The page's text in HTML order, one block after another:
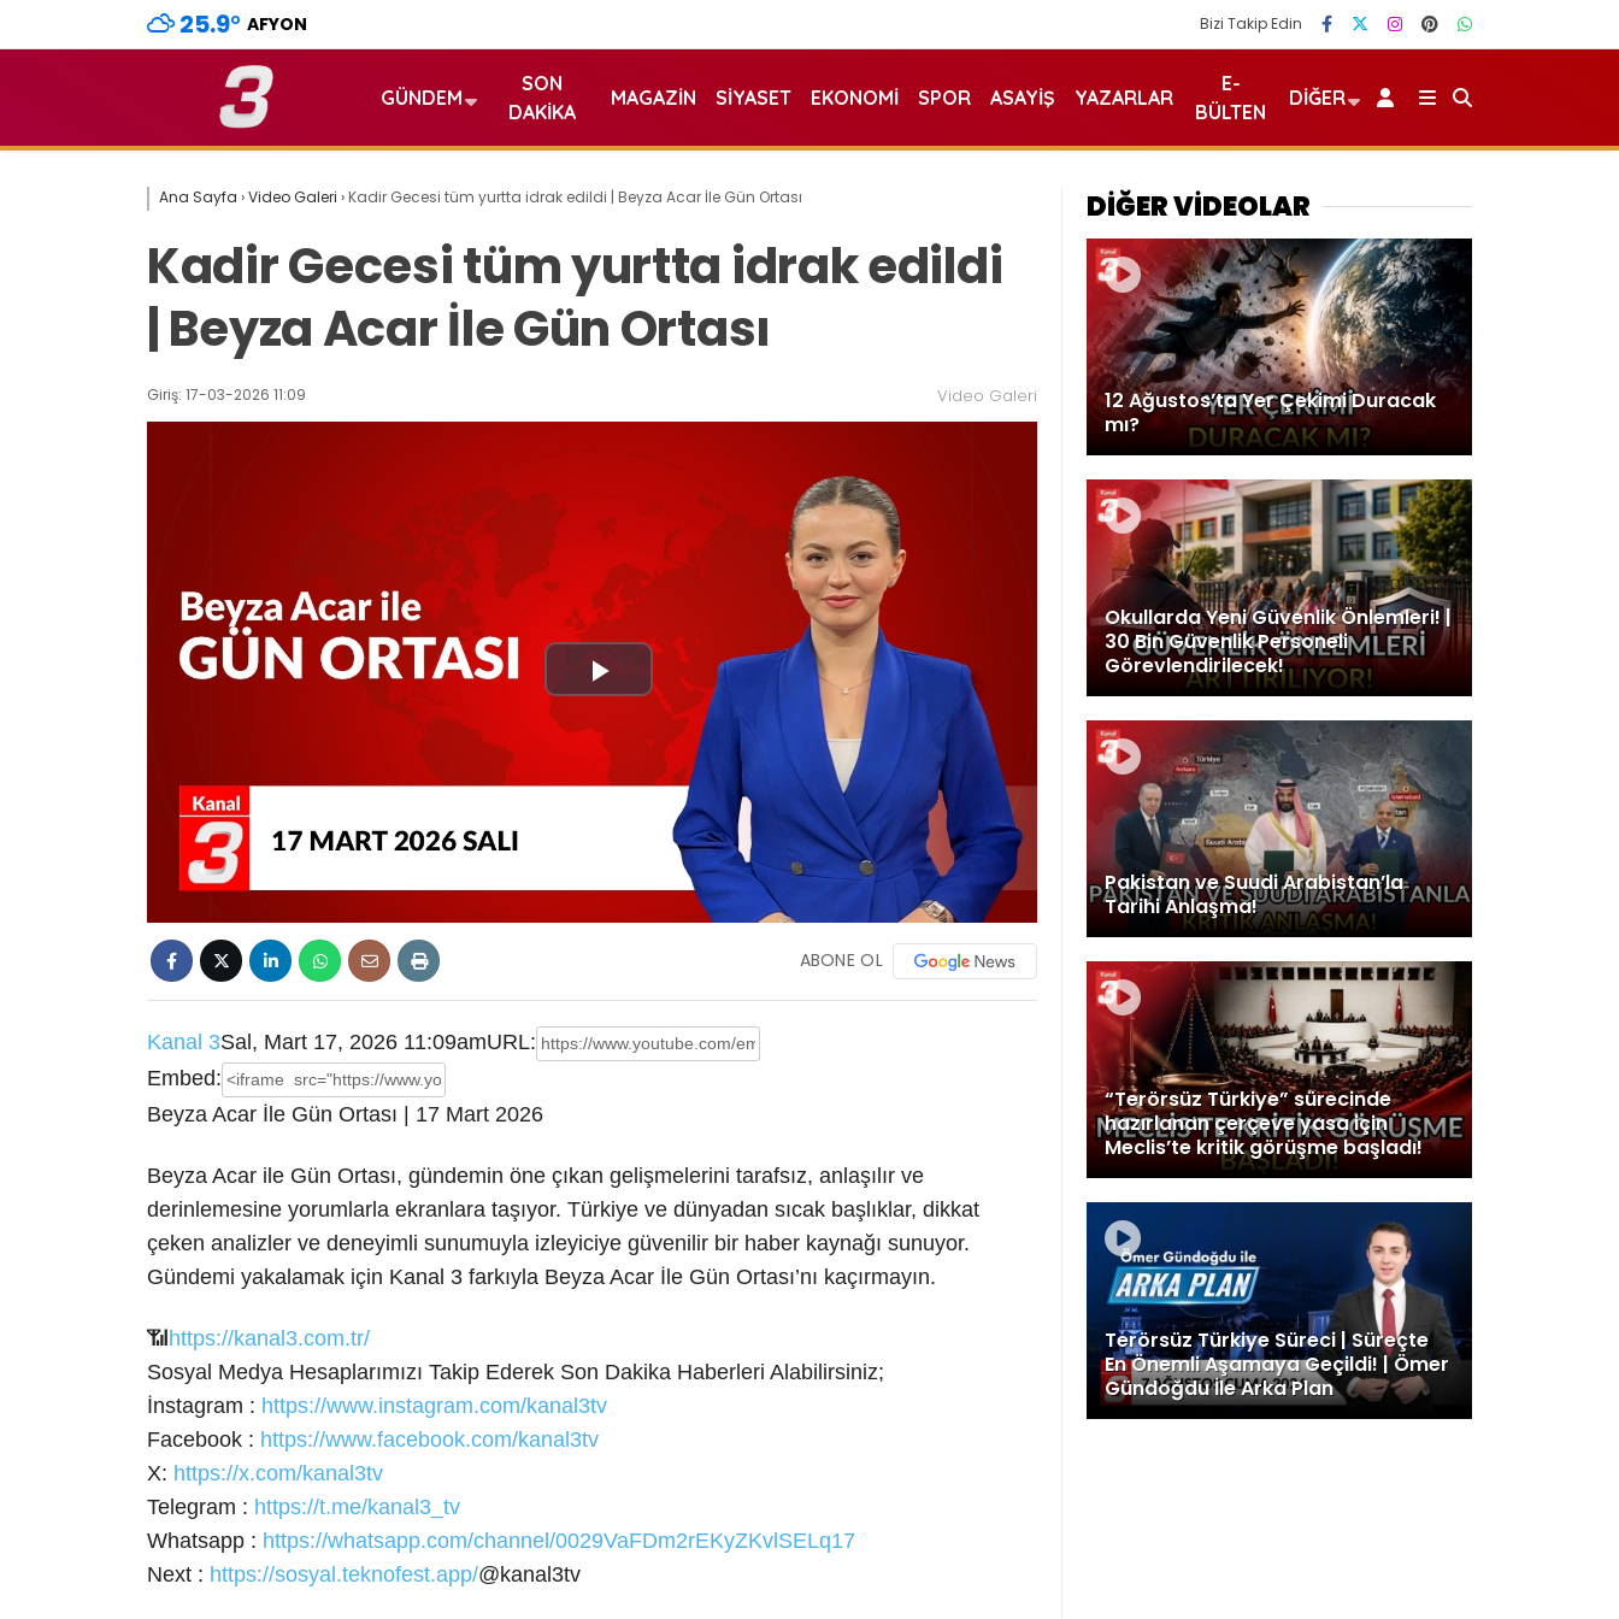
25.9° AFYON Bizi Takip Edin
GÜNDEM
SON
DAKIKA
MAGAZIN SIYASET EKONOMI SPOR ASAYIŞ YAZARLAR
E-
BÜLTEN
DIĞER
Ana Sayfa ›Video Galeri › Kadir Gecesi tüm yurtta idrak edildi | Beyza Acar İle Gün Ortası
Kadir Gecesi tüm yurtta idrak edildi
| Beyza Acar İle Gün Ortası
Giriş: 17-03-2026 11:09 Video Galeri
Play
Video
ABONE OL
Kanal 3Sal, Mart 17, 2026 11:09amURL:
Embed:
Beyza Acar İle Gün Ortası | 17 Mart 2026
Beyza Acar ile Gün Ortası, gündemin öne çıkan gelişmelerini tarafsız, anlaşılır ve
derinlemesine yorumlarla ekranlara taşıyor. Türkiye ve dünyadan sıcak başlıklar, dikkat
çeken analizler ve deneyimli sunumuyla izleyiciye güvenilir bir haber kaynağı sunuyor.
Gündemi yakalamak için Kanal 3 farkıyla Beyza Acar İle Gün Ortası’nı kaçırmayın.
📶 https://kanal3.com.tr/
Sosyal Medya Hesaplarımızı Takip Ederek Son Dakika Haberleri Alabilirsiniz;
İnstagram : https://www.instagram.com/kanal3tv
Facebook : https://www.facebook.com/kanal3tv
X: https://x.com/kanal3tv
Telegram : https://t.me/kanal3_tv
Whatsapp : https://whatsapp.com/channel/0029VaFDm2rEKyZKvlSELq17
Next : https://sosyal.teknofest.app/@kanal3tv
DİĞER VİDEOLAR
12 Ağustos’ta Yer Çekimi Duracak
mı?
Okullarda Yeni Güvenlik Önlemleri! |
30 Bin Güvenlik Personeli
Görevlendirilecek!
Pakistan ve Suudi Arabistan’la
Tarihi Anlaşma!
“Terörsüz Türkiye” sürecinde
hazırlanan çerçeve yasa için
Meclis’te kritik görüşme başladı!
Terörsüz Türkiye Süreci | Süreçte
En Önemli Aşamaya Geçildi! | Ömer
Gündoğdu İle Arka Plan